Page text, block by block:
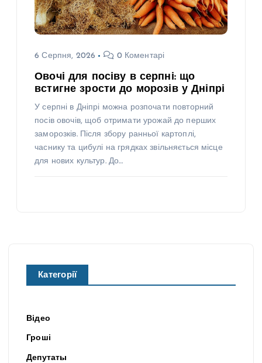
6 Серпня, 2026 0 Коментарі
Овочі для посіву в серпні: що
встигне зрости до морозів у Дніпрі
У серпні в Дніпрі можна розпочати повторний
посів овочів, щоб отримати урожай до перших
заморозків. Після збору ранньої картоплі,
часнику та цибулі на грядках звільняється місце
для нових культур. До…
Категорії
Відео
Гроші
Депутаты